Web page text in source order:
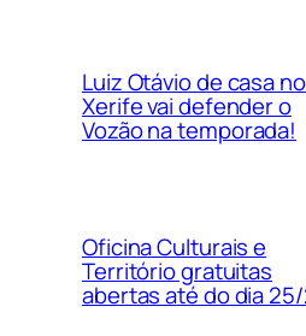
Luiz Otávio de casa
Xerife vai defender o
Vozão na temporada!
Oficina Culturais e
Território gratuitas
abertas até do dia